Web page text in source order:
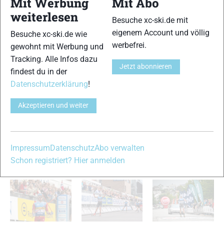
Trainingseinheiten nach dem Camp angepasst haben.
Einmal mehr haben wir erkannt, dass die mongolischen
Skilangläufer großes Potential haben, weil sie physisch sehr
stark sind. Die 13- und 14-jährigen Kinder sind nun im
perfekten Alter, um mit professionellem Training weiter zu
machen. Auf der anderen Seite hat das Camp einmal mehr
unsere Augen für die Nöte der mongolischen Skilangläufer
geöffnet. Sie brauchen noch immer Unterstützung im
Bereich Material, wie zum Beispiel Ski, Stöcke und Schuhe.
Dennoch bewegen wir uns in die richtige Richtung.“
VERWANDTE ARTIKEL
weiterlesen
Besuche xc-ski.de wie
gewohnt mit Werbung und
Tracking. Alle Infos dazu
findest du in der
Datenschutzerklärung!
Akzeptieren und weiter
Besuche xc-ski.de mit
eigenem Account und völlig
werbefrei.
Jetzt abonnieren
Impressum DatenschutzAbo verwalten
Schon registriert? Hier anmelden